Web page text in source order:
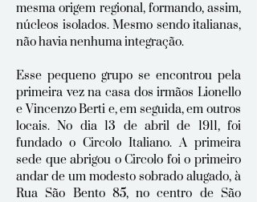
mesma origem regional, formando, assim,
núcleos isolados. Mesmo sendo italianas,
não havia nenhuma integração.
Esse pequeno grupo se encontrou pela
primeira vez na casa dos irmãos Lionello
e Vincenzo Berti e, em seguida, em outros
locais. No dia 13 de abril de 1911, foi
fundado o Circolo Italiano. A primeira
sede que abrigou o Circolo foi o primeiro
andar de um modesto sobrado alugado, à
Rua São Bento 85, no centro de São